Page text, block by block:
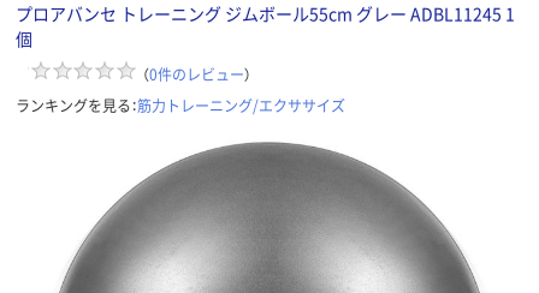
プロアバンセ トレーニング ジムボール55cm グレー ADBL11245 1
個
（0件のレビュー）
ランキングを見る：筋力トレーニング/エクササイズ